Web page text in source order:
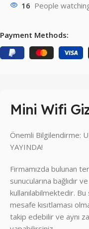
16 People
Payment Methods:
Mini Wifi
Önemli Bilgilendirme:
YAYINDA!
Firmamızda bulunan
sunucularına bağlıdır
kullanılabilmektedir.
mesafe kısıtlaması
takip edebilir ve aynı